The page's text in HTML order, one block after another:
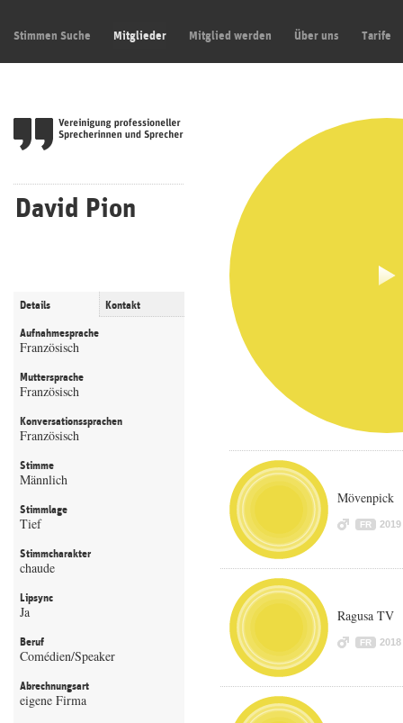
Stimmen Suche Mitglieder Mitglied werden Über uns Tarife
David Pion
Details Kontakt
Aufnahmesprache
Französisch
Muttersprache
Französisch
Konversationssprachen
Französisch
Stimme
Männlich
Stimmlage
Tief
Stimmcharakter
chaude
Lipsync
Ja
Beruf
Comédien/Speaker
Abrechnungsart
eigene Firma
Mövenpick
FR 2019
Ragusa TV
FR 2018